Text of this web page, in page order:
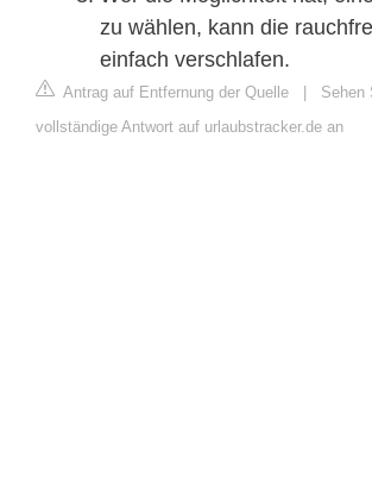
zu wählen, kann die
einfach verschlafen.
Antrag auf Entfernung der Quelle | Sehen
vollständige Antwort auf urlaubstracker.de an